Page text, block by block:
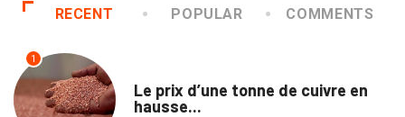
RECENT POPULAR COMMENTS
1
Le prix d’une tonne de cuivre en
hausse...